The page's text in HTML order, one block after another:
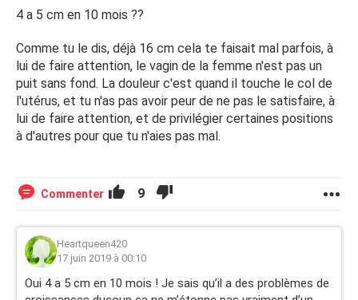
4 a 5 cm en 10 mois ??
Comme tu le dis, déjà 16 cm cela te faisait mal parfois, à
lui de faire attention, le vagin de la femme n'est pas un
puit sans fond. La douleur c'est quand il touche le col de
l'utérus, et tu n'as pas avoir peur de ne pas le satisfaire, à
lui de faire attention, et de privilégier certaines positions
à d'autres pour que tu n'aies pas mal.
Commenter 9
Heartqueen420
17 juin 2019 à 00:10
Oui 4 a 5 cm en 10 mois ! Je sais qu’il a des problèmes de